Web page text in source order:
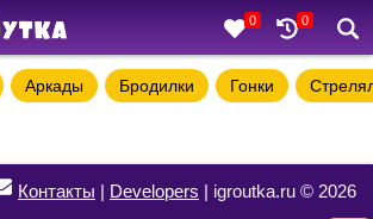
0 0
Аркады Бродилки Гонки
Контакты | Developers | igroutka.ru © 2026